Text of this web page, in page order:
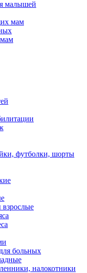
малышей
мам
футболки, шорты
взрослые
больных
налокотники